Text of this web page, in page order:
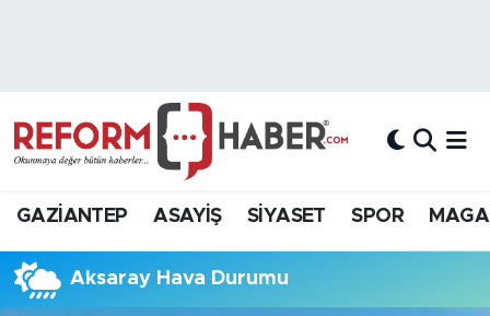
GAZİANTEP ASAYİŞ SİYASET SPOR
Aksaray Hava Durumu
Hava Durumu
Süper Lig Puan Durumu ve Fikstür
Tüm Manşetler